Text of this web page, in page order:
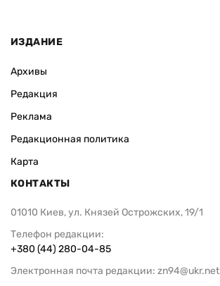
ИЗДАНИЕ
Архивы
Редакция
Реклама
Редакционная политика
Карта
КОНТАКТЫ
01010 Киев, ул. Князей Острожских, 19/1
Телефон редакции:
+380 (44) 280-04-85
Электронная почта редакции: zn94@ukr.net